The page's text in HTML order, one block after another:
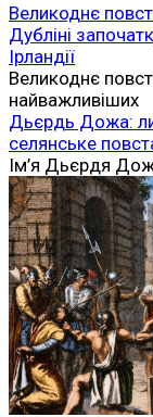
Великоднє
Дубліні
Ірландії
Великоднє
найважливіших
Дьєрдь Дожа:
селянське
Ім’я Дьєрдя